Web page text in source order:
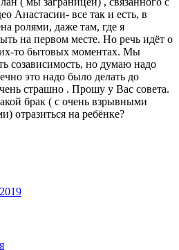
Анастасии- все так и есть, в
ролями, даже там, где я
на первом месте. Но речь идёт о
то бытовых моментах. Мы
созависимость, но думаю надо
это надо было делать до
страшно . Прошу у Вас совета.
брак ( с очень взрывными
отразиться на ребёнке?